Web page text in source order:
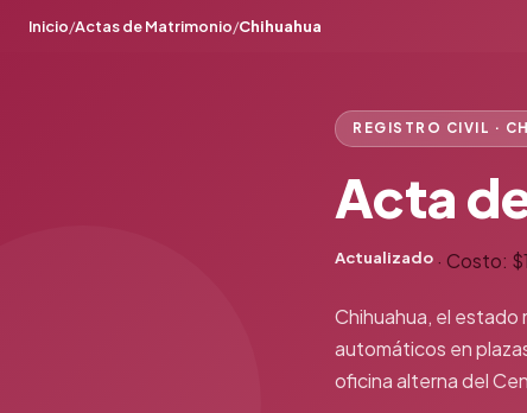
Inicio/Actas de Matrimonio/Chihuahua
REGISTRO CIVIL ·
Acta
Actualizado · Costo:
Chihuahua, el estado
automáticos en
oficina alterna del